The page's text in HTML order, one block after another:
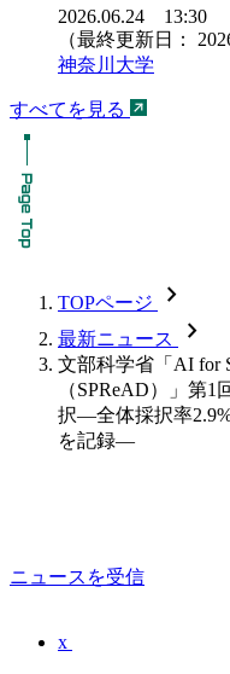
2026.06.24 13:30
（最終更新日：
神奈川大学
すべてを見る
TOPページ chevron_forward
最新ニュース chevron_forward
文部科学省「AI for
（SPReAD）」第
択―全体採択率
を記録―
ニュースを受信
x